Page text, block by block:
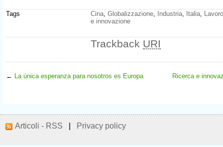
Tags Cina, Globalizzazione, Industria, Italia, Lavoro
e innovazione
Trackback URI
← La única esperanza para nosotros es Europa Ricerca e
Articoli - RSS Privacy policy